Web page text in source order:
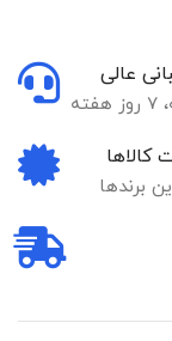
عالی
کالاها
برندها